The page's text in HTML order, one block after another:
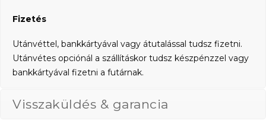
Fizetés
Utánvéttel, bankkártyával vagy átutalással tudsz fizetni.
Utánvétes opciónál a szállításkor tudsz készpénzzel vagy
bankkártyával fizetni a futárnak.
Visszaküldés & garancia